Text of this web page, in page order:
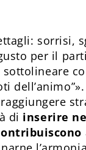
sorrisi,
per il
di inserire